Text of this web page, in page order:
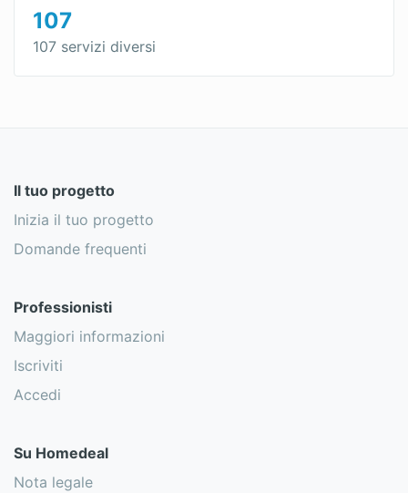
107
107 servizi diversi
Il tuo progetto
Inizia il tuo progetto
Domande frequenti
Professionisti
Maggiori informazioni
Iscriviti
Accedi
Su Homedeal
Nota legale